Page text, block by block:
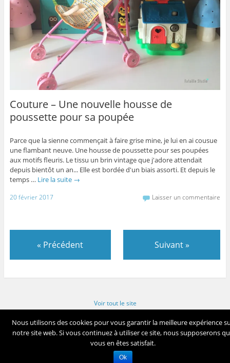
Couture – Une nouvelle housse de
poussette pour sa poupée
Parce que la sienne commençait à faire grise mine, je lui en ai cousue
une flambant neuve. Une housse de poussette pour ses poupées
aux motifs fleuris. Le tissu un brin vintage que j'adore attendait
depuis bientôt un an... Elle est bordée d'un biais assorti. Et depuis le
temps … Lire la suite →
20 février 2017 Laisser un commentaire
« Précédent Suivant»
Voir tout le site
Fièrement propulsé par WordPress
Nous utilisons des cookies pour vous garantir la meilleure expérience
notre site web. Si vous continuez à utiliser ce site, nous supposerons
vous en êtes satisfait.
Ok